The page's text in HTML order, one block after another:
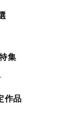
集
作品